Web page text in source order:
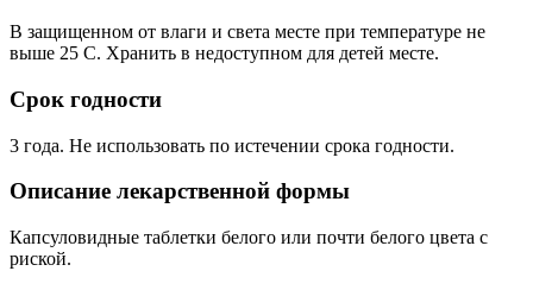
В защищенном от влаги и света месте при температуре не
выше 25 С. Хранить в недоступном для детей месте.
Срок годности
3 года. Не использовать по истечении срока годности.
Описание лекарственной формы
Капсуловидные таблетки белого или почти белого цвета с
риской.